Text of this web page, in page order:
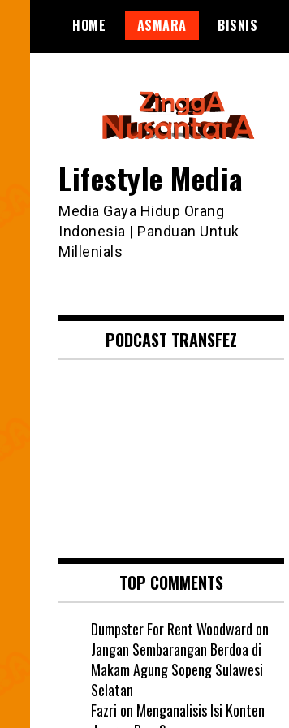
content
HOME ASMARA BISNIS
Lifestyle Media
Media Gaya Hidup Orang
Indonesia | Panduan Untuk
Millenials
PODCAST TRANSFEZ
TOP COMMENTS
Dumpster For Rent Woodward on
Jangan Sembarangan Berdoa di
Makam Agung Sopeng Sulawesi
Selatan
Fazri on Menganalisis Isi Konten